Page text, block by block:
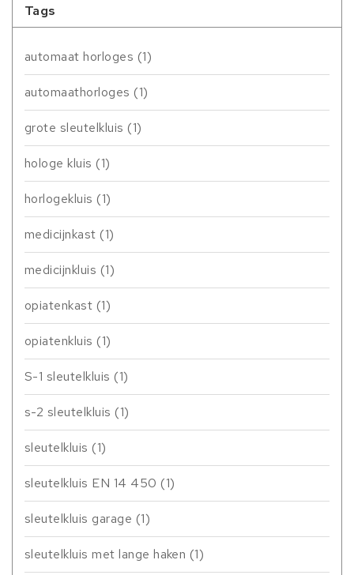
Tags
automaat horloges (1)
automaathorloges (1)
grote sleutelkluis (1)
hologe kluis (1)
horlogekluis (1)
medicijnkast (1)
medicijnkluis (1)
opiatenkast (1)
opiatenkluis (1)
S-1 sleutelkluis (1)
s-2 sleutelkluis (1)
sleutelkluis (1)
sleutelkluis EN 14 450 (1)
sleutelkluis garage (1)
sleutelkluis met lange haken (1)